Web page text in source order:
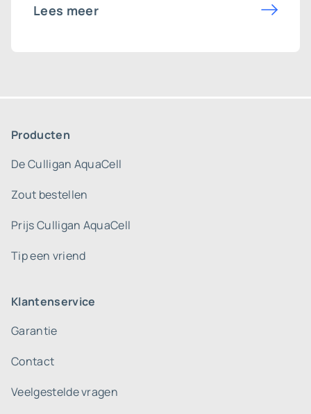
Lees meer
Producten
De Culligan AquaCell
Zout bestellen
Prijs Culligan AquaCell
Tip een vriend
Klantenservice
Garantie
Contact
Veelgestelde vragen